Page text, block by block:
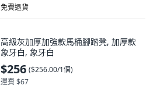
免費退貨
高級灰加厚加強款馬桶腳踏凳, 加厚款
象牙白, 象牙白
$256 ($256.00/1個)
運費 $67